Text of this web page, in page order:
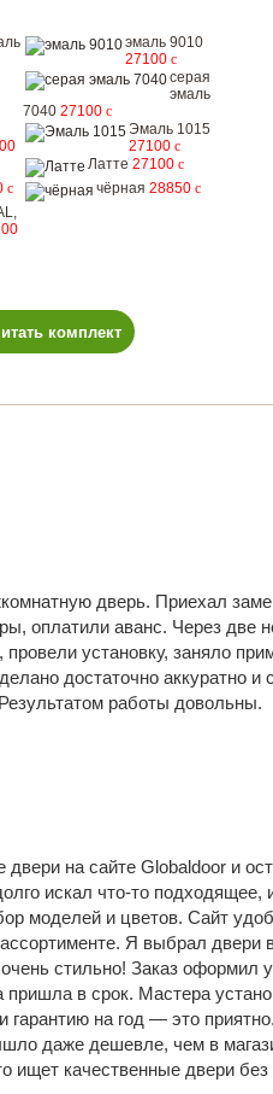
эмаль 9010
27100 c
серая
эмаль
7040 27100 c
Эмаль 1015
27100 c
Латте 27100 c
c чёрная 28850 c
комплект
дверь. Приехал
оплатили аванс. Через две
установку, заняло
достаточно аккуратно и
работы довольны.
на сайте Globaldoor и
искал что-то подходящее,
моделей и цветов. Сайт
ассортименте. Я выбрал двери
стильно! Заказ оформил у
пришла в срок. Мастера
гарантию на год — это
даже дешевле, чем в
ищет качественные двери без